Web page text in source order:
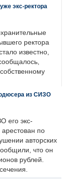
экс-ректора
ректора
известно,
из СИЗО
его экс-
по
авторских
что он
рублей.